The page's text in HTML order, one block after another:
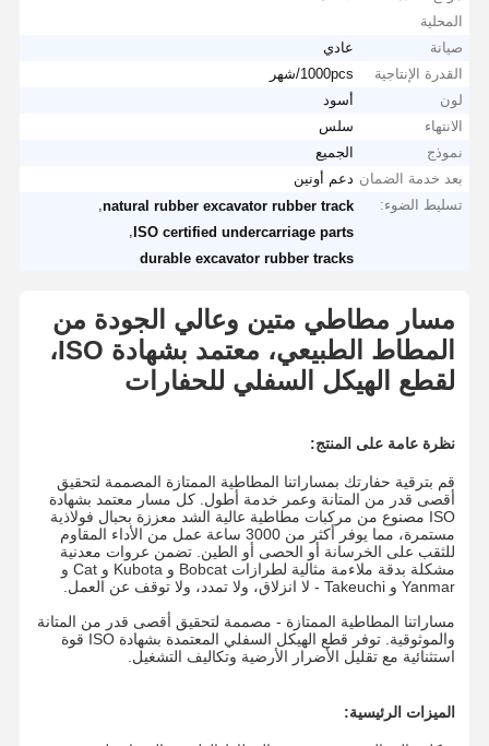
المحلية
صيانة
عادي
القدرة الإنتاجية
1000pcs/شهر
لون
أسود
الانتهاء
سلس
نموذج
الجميع
بعد خدمة الضمان دعم أونين
تسليط الضوء:
natural rubber excavator rubber track
ISO certified undercarriage parts
durable excavator rubber tracks
مسار مطاطي متين وعالي الجودة من
المطاط الطبيعي، معتمد بشهادة ISO،
لقطع الهيكل السفلي للحفارات
نظرة عامة على المنتج:
قم بترقية حفارتك بمساراتنا المطاطية الممتازة المصممة لتحقيق
أقصى قدر من المتانة وعمر خدمة أطول. كل مسار معتمد بشهادة
ISO مصنوع من مركبات مطاطية عالية الشد معززة بحبال فولاذية
مستمرة، مما يوفر أكثر من 3000 ساعة عمل من الأداء المقاوم
للثقب على الخرسانة أو الحصى أو الطين. تضمن عروات معدنية
مشكلة بدقة ملاءمة مثالية لطرازات Bobcat و Kubota و Cat و
Yanmar و Takeuchi - لا انزلاق، ولا تمدد، ولا توقف عن العمل.
مساراتنا المطاطية الممتازة - مصممة لتحقيق أقصى قدر من المتانة
والموثوقية. توفر قطع الهيكل السفلي المعتمدة بشهادة ISO قوة
استثنائية مع تقليل الأضرار الأرضية وتكاليف التشغيل.
الميزات الرئيسية: